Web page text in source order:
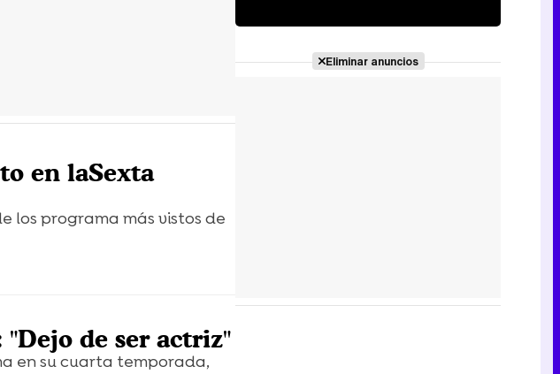
en laSexta
los programa más vistos de
de ser actriz"
en su cuarta temporada,
Eliminar anuncios